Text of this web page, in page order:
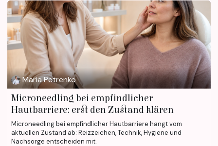
Maria Petrenko
Microneedling bei empfindlicher
Hautbarriere: erst den Zustand klären
Microneedling bei empfindlicher Hautbarriere hängt vom
aktuellen Zustand ab: Reizzeichen, Technik, Hygiene und
Nachsorge entscheiden mit.